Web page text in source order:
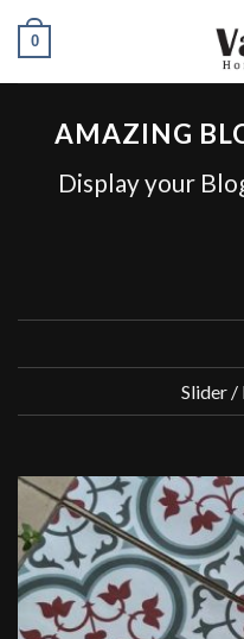
0
AMAZING
Display your
Slider /